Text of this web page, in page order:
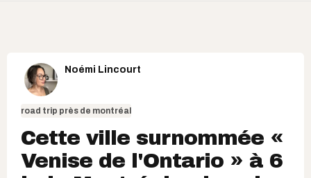
Noémi Lincourt
road trip près de montréal
Cette ville surnommée «
Venise de l'Ontario » à 6